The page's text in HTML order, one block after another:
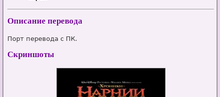
Описание перевода
Порт перевода с ПК.
Скриншоты